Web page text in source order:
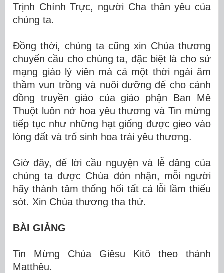
Trịnh Chính Trực, người Cha thân yêu của
chúng ta.
Đồng thời, chúng ta cũng xin Chúa thương
chuyển cầu cho chúng ta, đặc biệt là cho sứ
mạng giáo lý viên mà cả một thời ngài âm
thầm vun trồng và nuôi dưỡng để cho cánh
đồng truyền giáo của giáo phận Ban Mê
Thuột luôn nở hoa yêu thương và Tin mừng
tiếp tục như những hạt giống được gieo vào
lòng đất và trổ sinh hoa trái yêu thương.
Giờ đây, để lời cầu nguyện và lễ dâng của
chúng ta được Chúa đón nhận, mỗi người
hãy thành tâm thống hối tất cả lỗi lầm thiếu
sót. Xin Chúa thương tha thứ.
BÀI GIẢNG
Tin Mừng Chúa Giêsu Kitô theo thánh
Matthêu.